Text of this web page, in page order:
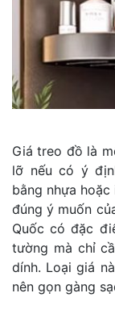
Giá treo đồ là
lỡ nếu có ý
bằng nhựa
đúng ý muốn
Quốc có đặc
tường mà chỉ
dính. Loại giá
nên gọn gàng